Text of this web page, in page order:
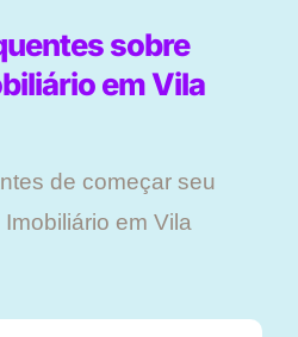
sobre
em Vila
de começar seu
em Vila